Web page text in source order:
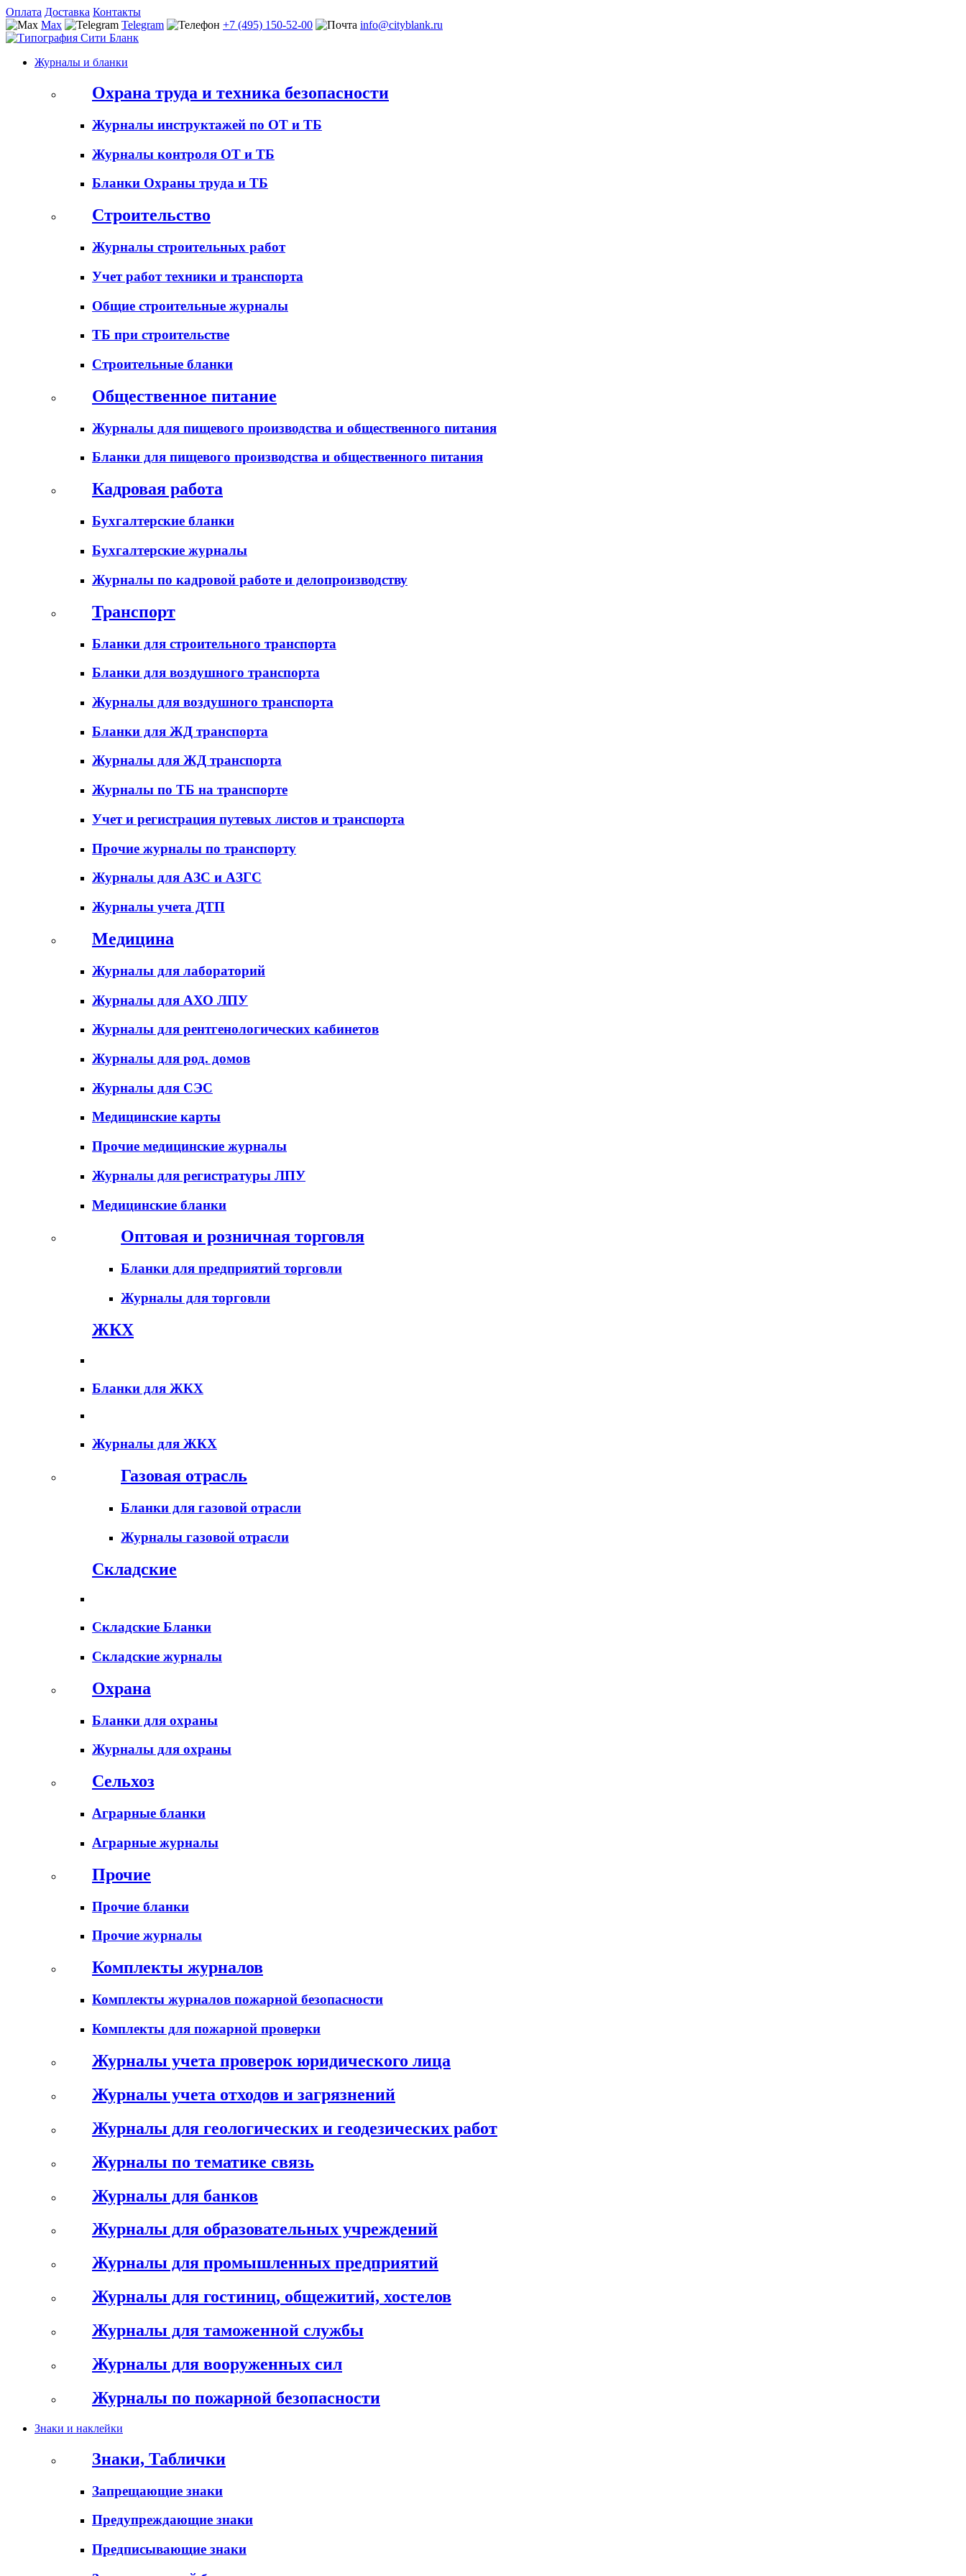
Оплата Доставка Контакты
Max
Telegram +7 (495) 150-52-00 info@cityblank.ru
Журналы и бланки
Охрана труда и техника безопасности
Журналы инструктажей по ОТ и ТБ
Журналы контроля ОТ и ТБ
Бланки Охраны труда и ТБ
Строительство
Журналы строительных работ
Учет работ техники и транспорта
Общие строительные журналы
ТБ при строительстве
Строительные бланки
Общественное питание
Журналы для пищевого производства и общественного питания
Бланки для пищевого производства и общественного питания
Кадровая работа
Бухгалтерские бланки
Бухгалтерские журналы
Журналы по кадровой работе и делопроизводству
Транспорт
Бланки для строительного транспорта
Бланки для воздушного транспорта
Журналы для воздушного транспорта
Бланки для ЖД транспорта
Журналы для ЖД транспорта
Журналы по ТБ на транспорте
Учет и регистрация путевых листов и транспорта
Прочие журналы по транспорту
Журналы для АЗС и АЗГС
Журналы учета ДТП
Медицина
Журналы для лабораторий
Журналы для АХО ЛПУ
Журналы для рентгенологических кабинетов
Журналы для род. домов
Журналы для СЭС
Медицинские карты
Прочие медицинские журналы
Журналы для регистратуры ЛПУ
Медицинские бланки
Оптовая и розничная торговля
Бланки для предприятий торговли
Журналы для торговли
ЖКХ
Бланки для ЖКХ
Журналы для ЖКХ
Газовая отрасль
Бланки для газовой отрасли
Журналы газовой отрасли
Складские
Складские Бланки
Складские журналы
Охрана
Бланки для охраны
Журналы для охраны
Сельхоз
Аграрные бланки
Аграрные журналы
Прочие
Прочие бланки
Прочие журналы
Комплекты журналов
Комплекты журналов пожарной безопасности
Комплекты для пожарной проверки
Журналы учета проверок юридического лица
Журналы учета отходов и загрязнений
Журналы для геологических и геодезических работ
Журналы по тематике связь
Журналы для банков
Журналы для образовательных учреждений
Журналы для промышленных предприятий
Журналы для гостиниц, общежитий, хостелов
Журналы для таможенной службы
Журналы для вооруженных сил
Журналы по пожарной безопасности
Знаки и наклейки
Знаки, Таблички
Запрещающие знаки
Предупреждающие знаки
Предписывающие знаки